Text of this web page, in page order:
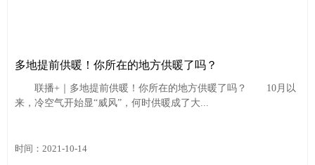
多地提前供暖！你所在的地方供暖了吗？
联播+｜多地提前供暖！你所在的地方供暖了吗？ 10月以
来，冷空气开始显“威风”，何时供暖成了大...
时间：2021-10-14